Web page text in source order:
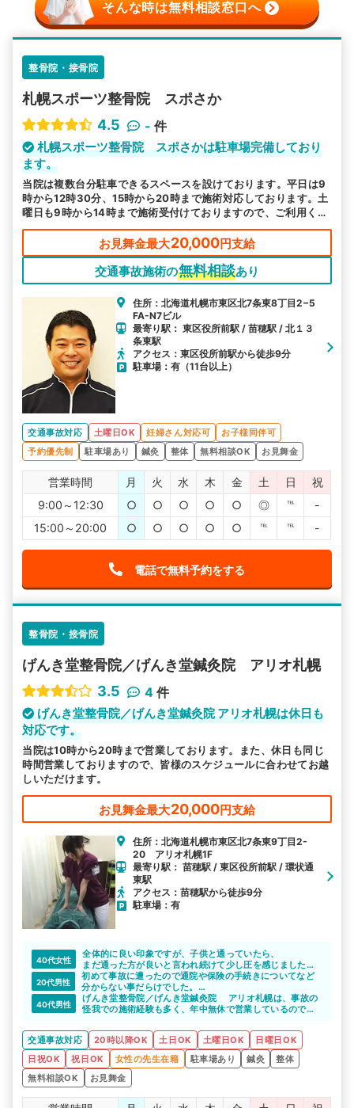
そんな時は無料相談窓口へ
整骨院・接骨院
札幌スポーツ整骨院 スポさか
4.5
- 件
札幌スポーツ整骨院 スポさかは駐車場完備しており
ます。
当院は複数台分駐車できるスペースを設けております。平日は9
時から12時30分、15時から20時まで施術対応しております。土
曜日も9時から14時まで施術受付けておりますので、ご利用くだ
さい。
お見舞金最大20,000円支給
交通事故施術の無料相談あり
住所：北海道札幌市東区北7条東8丁目2−5
FA-N7ビル
最寄り駅： 東区役所前駅 / 苗穂駅 / 北１３
条東駅
アクセス：東区役所前駅から徒歩9分
駐車場：有（11台以上）
交通事故対応 土曜日OK 妊婦さん対応可
お子様同伴可
予約優先制
駐車場あり 鍼灸 整体 無料相談OK お見舞金
営業時間 月 火 水 木 金 土 日
祝
9:00～12:30
○ ○ ○ ○ ○ ◎ ℡
-
15:00～20:00
○ ○ ○ ○ ○ ℡ ℡ -
電話で無料予約をする
整骨院・接骨院
げんき堂整骨院／げんき堂鍼灸院 アリオ札幌
3.5
4 件
げんき堂整骨院／げんき堂鍼灸院 アリオ札幌は休日も
対応です。
当院は10時から20時まで営業しております。また、休日も同じ
時間営業しておりますので、皆様のスケジュールに合わせてお越
しいただけます。
お見舞金最大20,000円支給
住所：北海道札幌市東区北7条東9丁目2-
20 アリオ札幌1F
最寄り駅： 苗穂駅 / 東区役所前駅 / 環状通
東駅
アクセス：苗穂駅から徒歩9分
駐車場：有
40代女性
全体的に良い印象ですが、子供と通っていたら、
まだ通った方が良いと言われ続けて少し圧を感じました。
でも、腕は確かだと思います。
20代男性
初めて事故に遭ったので通院や保険の手続きについてなど
分からない事だらけでした。
げんき堂整骨院さんは交通事故に関わる専門的な知識が豊
富で、様々なアドバイスをくださいます。
思いますよ。
40代男性
げんき堂整骨院／げんき堂鍼灸院 アリオ札幌は、事故の
怪我での施術経験も多く、年中無休で営業しているので、
整骨院の併用についても相談に乗ってくれるそうです。
交通事故対応 20時以降OK 土日OK 土曜日OK
日曜日OK
日祝OK
祝日OK 女性の先生在籍 駐車場あり 鍼灸
整体
無料相談OK
お見舞金